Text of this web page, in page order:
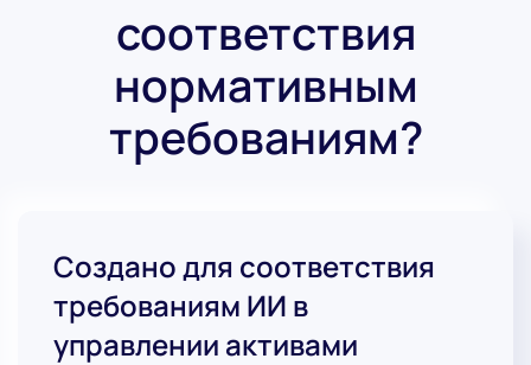
соответствия
нормативным
требованиям?
Создано для соответствия
требованиям ИИ в
управлении активами